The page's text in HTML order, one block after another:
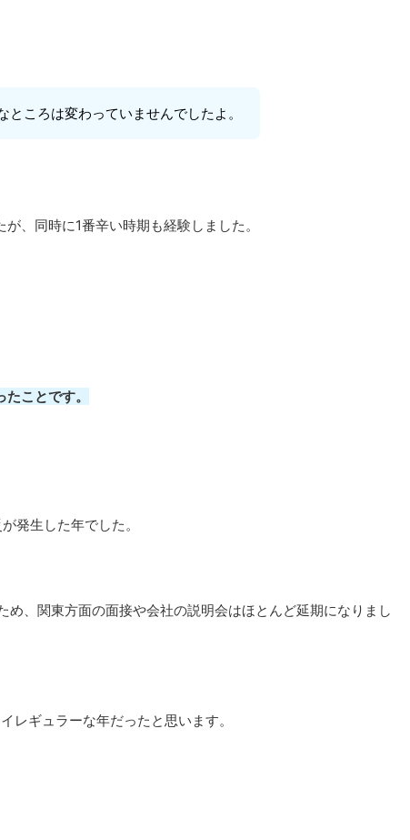
ころは変わっていませんでしたよ。
、同時に1番辛い時期も経験しました。
ことです。
発生した年でした。
、関東方面の面接や会社の説明会はほとんど延期になりまし
レギュラーな年だったと思います。